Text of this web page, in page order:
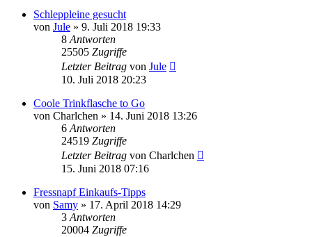
Schleppleine gesucht
von Jule » 9. Juli 2018 19:33
8 Antworten
25505 Zugriffe
Letzter Beitrag von Jule
10. Juli 2018 20:23
Coole Trinkflasche to Go
von Charlchen » 14. Juni 2018 13:26
6 Antworten
24519 Zugriffe
Letzter Beitrag von Charlchen
15. Juni 2018 07:16
Fressnapf Einkaufs-Tipps
von Samy » 17. April 2018 14:29
3 Antworten
20004 Zugriffe